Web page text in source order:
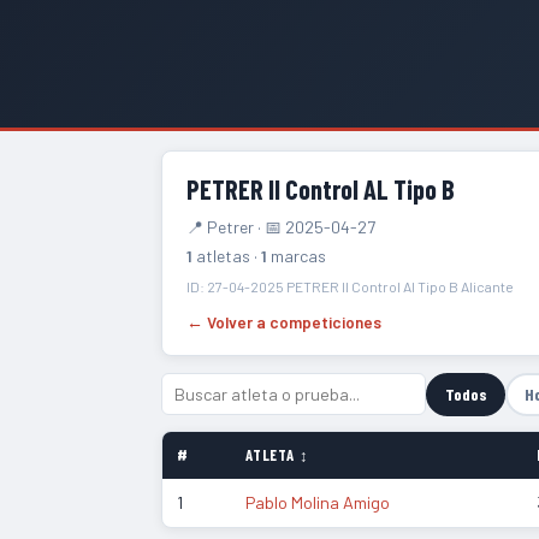
PETRER II Control AL Tipo B
📍 Petrer · 📅 2025-04-27
1 atletas · 1 marcas
ID: 27-04-2025 PETRER II Control Al Tipo B Alicante
← Volver a competiciones
Todos
# ATLETA ↕
1 Pablo Molina Amigo